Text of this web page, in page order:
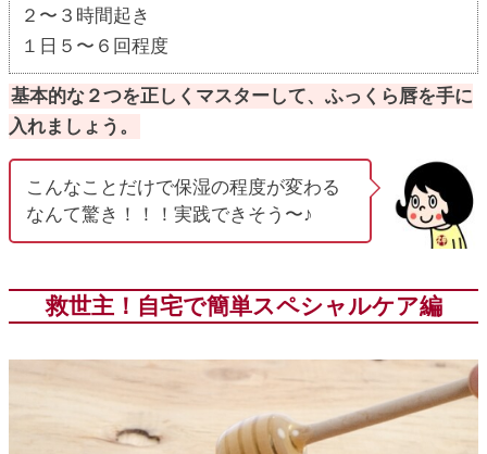
２〜３時間起き
１日５〜６回程度
基本的な２つを正しくマスターして、ふっくら唇を手に
入れましょう。
こんなことだけで保湿の程度が変わる
なんて驚き！！！実践できそう〜♪
救世主！自宅で簡単スペシャルケア編